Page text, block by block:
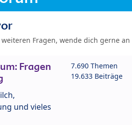
Fragen, wende dich gerne
Fragen
und vieles
7.690 Themen
19.633 Beiträge